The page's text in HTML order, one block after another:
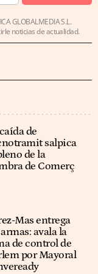
GLOBALMEDIA S.L.
noticias de actualidad.
de
salpica
de la
de Comerç
Mas entrega
avala la
de control de
por Mayoral